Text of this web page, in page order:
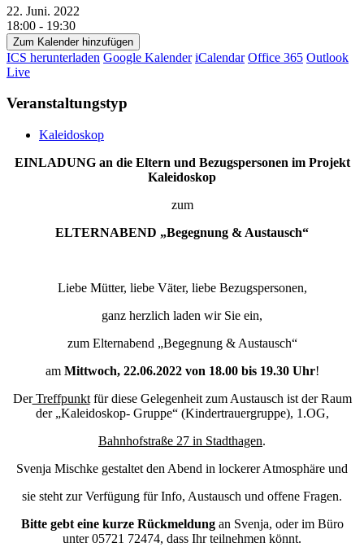
22. Juni. 2022
18:00 - 19:30
Zum Kalender hinzufügen
ICS herunterladen Google Kalender iCalendar Office 365 Outlook
Live
Veranstaltungstyp
Kaleidoskop
EINLADUNG an die Eltern und Bezugspersonen im Projekt
Kaleidoskop
zum
ELTERNABEND „Begegnung & Austausch“
Liebe Mütter, liebe Väter, liebe Bezugspersonen,
ganz herzlich laden wir Sie ein,
zum Elternabend „Begegnung & Austausch“
am Mittwoch, 22.06.2022 von 18.00 bis 19.30 Uhr!
DerTreffpunktfür diese Gelegenheit zum Austausch ist der Raum
der „Kaleidoskop- Gruppe“ (Kindertrauergruppe), 1.OG,
Bahnhofstraße 27 in Stadthagen.
Svenja Mischke gestaltet den Abend in lockerer Atmosphäre und
sie steht zur Verfügung für Info, Austausch und offene Fragen.
Bitte gebt eine kurze Rückmeldungan Svenja, oder im Büro
unter 05721 72474, dass Ihr teilnehmen könnt.